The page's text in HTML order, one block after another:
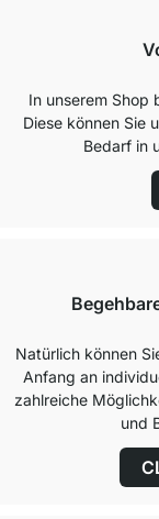
In unserem Shop
Diese können Sie
Bedarf in
Natürlich können
Anfang an
zahlreiche
und